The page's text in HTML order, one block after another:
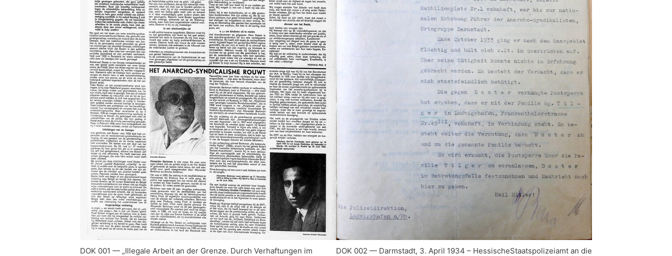
DOK 001 — „Illegale Arbeit an der Grenze. Durch Verhaftungen im
DOK 002 — Darmstadt, 3. April 1934 – HessischeStaatspolizeiamt an die